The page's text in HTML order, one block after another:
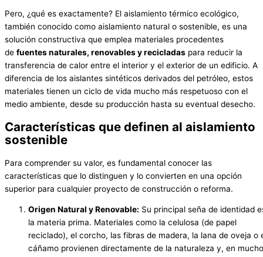
Pero, ¿qué es exactamente? El aislamiento térmico ecológico,
también conocido como aislamiento natural o sostenible, es una
solución constructiva que emplea materiales procedentes
de fuentes naturales, renovables y recicladas para reducir la
transferencia de calor entre el interior y el exterior de un edificio. A
diferencia de los aislantes sintéticos derivados del petróleo, estos
materiales tienen un ciclo de vida mucho más respetuoso con el
medio ambiente, desde su producción hasta su eventual desecho.
Características que definen al aislamiento
sostenible
Para comprender su valor, es fundamental conocer las
características que lo distinguen y lo convierten en una opción
superior para cualquier proyecto de construcción o reforma.
Origen Natural y Renovable: Su principal seña de identidad
la materia prima. Materiales como la celulosa (de papel
reciclado), el corcho, las fibras de madera, la lana de oveja o
cáñamo provienen directamente de la naturaleza y, en